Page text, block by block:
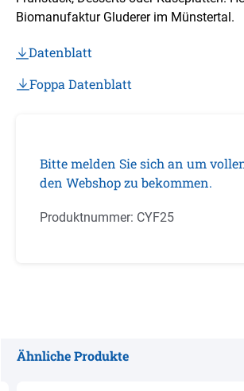
Biomanufaktur Gluderer im Münstertal.
Datenblatt
Foppa Datenblatt
Bitte melden Sie sich an um
den Webshop zu bekommen.
Produktnummer: CYF25
Ähnliche Produkte